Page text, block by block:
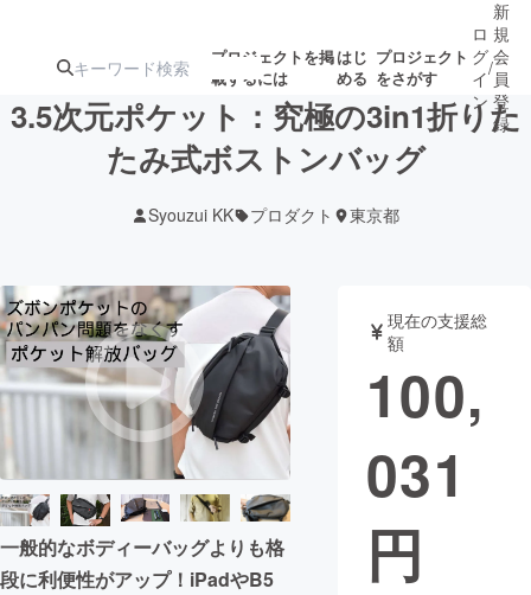
プロジェクトを掲
載するには
はじ
める
プロジェクト
をさがす
ターン
注目の新着プロ
ジェクト
募集終了が近いプ
ロジェクト
アート・写真 音楽
テクノロジー・ガジェット ゲーム・サ
映像・映画
ビジネス・起業
まちづくり・地域活性化
ロ
グ
イ
ン
/
新
規
会
員
登
録
3.5次元ポケット：究極の3in1折りた
たみ式ボストンバッグ
Syouzui KK プロダクト 東京都
一般的なボディーバッグよりも格
段に利便性がアップ！iPadやB5
現在の支援総
額
100,
031
円